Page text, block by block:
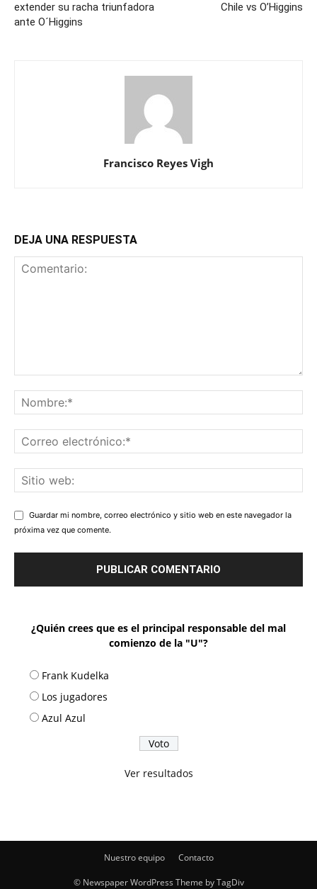
extender su racha triunfadora
ante O´Higgins
Chile vs O’Higgins
Francisco Reyes Vigh
DEJA UNA RESPUESTA
Guardar mi nombre, correo electrónico y sitio web en este navegador la
próxima vez que comente.
¿Quién crees que es el principal responsable del mal
comienzo de la "U"?
Frank Kudelka
Los jugadores
Azul Azul
Ver resultados
Nuestro equipo Contacto
© Newspaper WordPress Theme by TagDiv